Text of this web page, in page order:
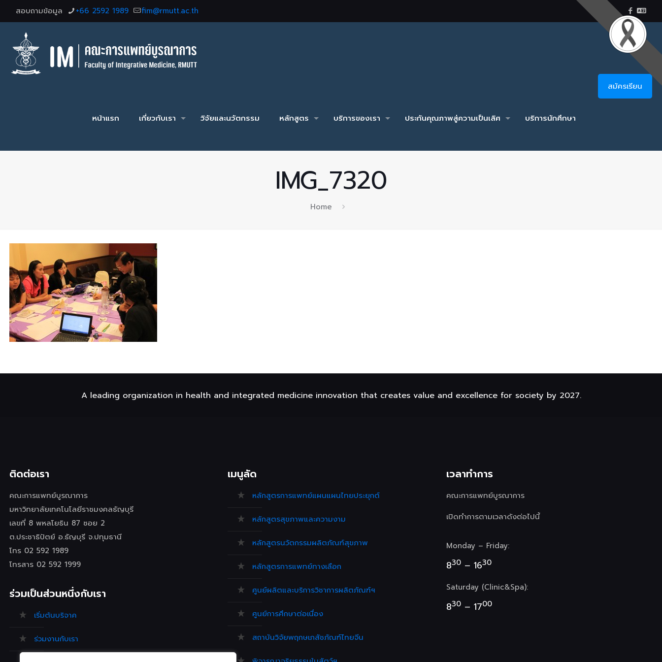
สอบถามข้อมูล +66 2592 1989 fim@rmutt.ac.th
หน้าแรก เกี่ยวกับเรา วิจัยและนวัตกรรม หลักสูตร บริการของเรา ประกันคุณภาพสู่ความเป็นเลิศ บริการนักศึกษา
สมัครเรียน
IMG_7320
Home
A leading organization in health and integrated medicine innovation that creates value and excellence for society by 2027.
ติดต่อเรา
คณะการแพทย์บูรณาการ
มหาวิทยาลัยเทคโนโลยีราชมงคลธัญบุรี
เลขที่ 8 พหลโยธิน 87 ซอย 2
ต.ประชาธิปัตย์ อ.ธัญบุรี จ.ปทุมธานี
โทร 02 592 1989
โทรสาร 02 592 1999
ร่วมเป็นส่วนหนึ่งกับเรา
เริ่มต้นบริจาค
ร่วมงานกับเรา
เมนูลัด
หลักสูตรการแพทย์แผนแผนไทยประยุกต์
หลักสูตรสุขภาพและความงาม
หลักสูตรนวัตกรรมผลิตภัณฑ์สุขภาพ
หลักสูตรการแพทย์ทางเลือก
ศูนย์ผลิตและบริการวิชาการผลิตภัณฑ์ฯ
ศูนย์การศึกษาต่อเนื่อง
สถาบันวิจัยพฤกษเภสัชภัณฑ์ไทยจีน
เวลาทำการ
คณะการแพทย์บูรณาการ
เปิดทำการตามเวลาดังต่อไปนี้
Monday – Friday:
830– 1630
Saturday (Clinic&Spa):
830– 1700